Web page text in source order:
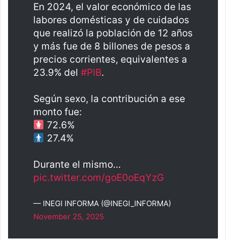
En 2024, el valor económico de las
labores domésticas y de cuidados
que realizó la población de 12 años
y más fue de 8 billones de pesos a
precios corrientes, equivalentes a
23.9% del #PIB.
Según sexo, la contribución a ese
monto fue:
72.6%
27.4%
Durante el mismo…
pic.twitter.com/goE0oEqYzG
— INEGI INFORMA (@INEGI_INFORMA)
November 25, 2025